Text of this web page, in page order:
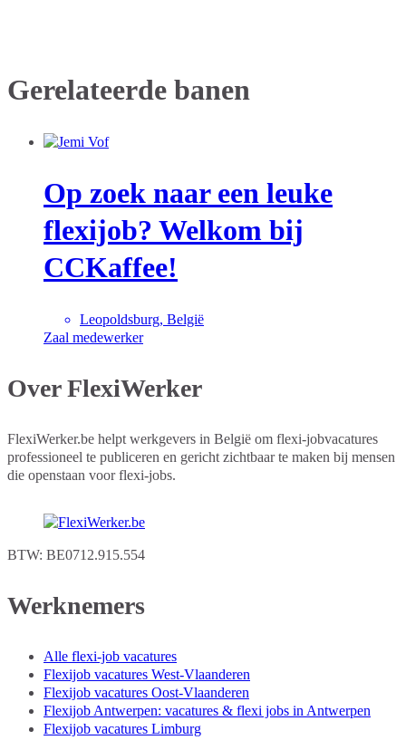
Gerelateerde banen
Op zoek naar een leuke
flexijob? Welkom bij
CCKaffee!
Leopoldsburg, België
Zaal medewerker
Over FlexiWerker
FlexiWerker.be helpt werkgevers in België om flexi-jobvacatures
professioneel te publiceren en gericht zichtbaar te maken bij mensen
die openstaan voor flexi-jobs.
BTW: BE0712.915.554
Werknemers
Alle flexi-job vacatures
Flexijob vacatures West-Vlaanderen
Flexijob vacatures Oost-Vlaanderen
Flexijob Antwerpen: vacatures & flexi jobs in Antwerpen
Flexijob vacatures Limburg